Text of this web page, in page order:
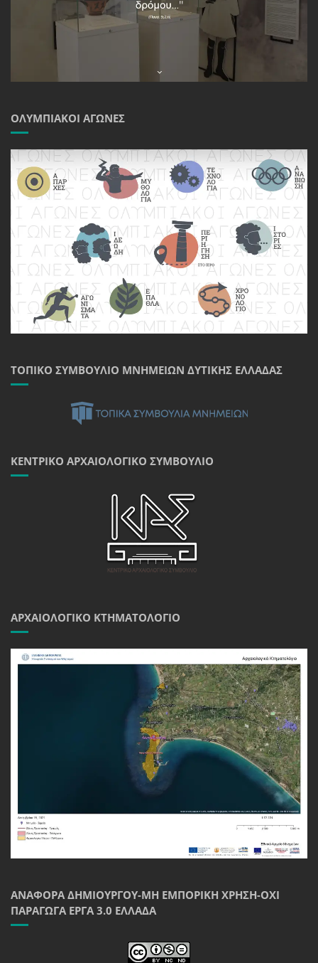
ΟΛΥΜΠΙΑΚΟΊ ΑΓΏΝΕΣ
ΤΟΠΙΚΌ ΣΥΜΒΟΎΛΙΟ ΜΝΗΜΕΊΩΝ ΔΥΤΙΚΉΣ ΕΛΛΆΔΑΣ
ΚΕΝΤΡΙΚΌ ΑΡΧΑΙΟΛΟΓΙΚΌ ΣΥΜΒΟΎΛΙΟ
ΑΡΧΑΙΟΛΟΓΙΚΌ ΚΤΗΜΑΤΟΛΌΓΙΟ
ΑΝΑΦΟΡΆ ΔΗΜΙΟΥΡΓΟΎ-ΜΗ ΕΜΠΟΡΙΚΉ ΧΡΉΣΗ-ΌΧΙ
ΠΑΡΆΓΩΓΑ ΈΡΓΑ 3.0 ΕΛΛΆΔΑ